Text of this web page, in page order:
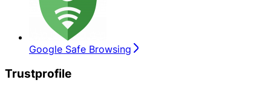
Google Safe Browsing
Trustprofile